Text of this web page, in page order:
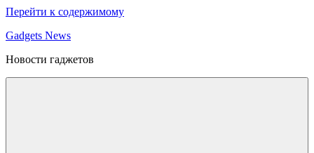
Перейти к содержимому
Gadgets News
Новости гаджетов